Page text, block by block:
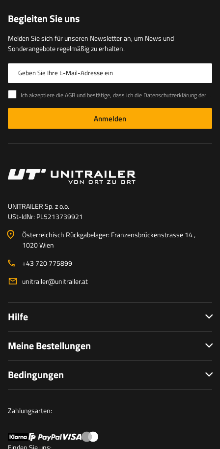
Begleiten Sie uns
Melden Sie sich für unseren Newsletter an, um News und
Sonderangebote regelmäßig zu erhalten.
Geben Sie Ihre E-Mail-Adresse ein
Ich akzeptiere die AGB und bestätige, dass ich die Datenschutzerklärung der Website zur Kenntnis genommen habe
Anmelden
UNITRAILER Sp. z o.o.
USt-IdNr: PL5213739921
Österreichisch Rückgabelager: Franzensbrückenstrasse 14 ,
1020 Wien
+43 720 775899
unitrailer@unitrailer.at
Hilfe
Meine Bestellungen
Bedingungen
Zahlungsarten: